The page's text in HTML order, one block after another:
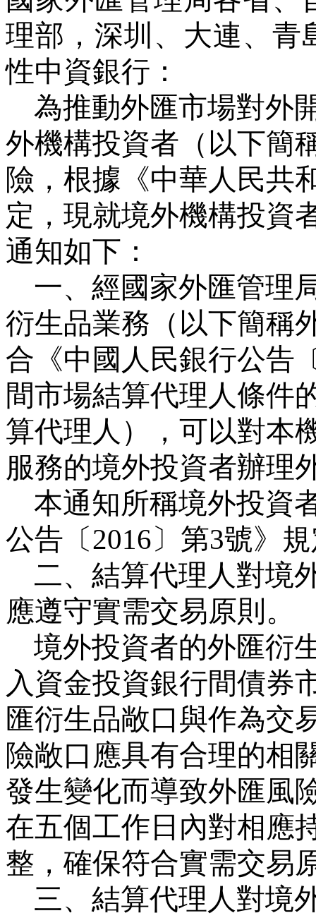
理部，深圳、大連、青
性中資銀行：
為推動外匯市場對外
外機構投資者（以下簡
險，根據《中華人民共
定，現就境外機構投資
通知如下：
一、經國家外匯管理
衍生品業務（以下簡稱
合《中國人民銀行公告
間市場結算代理人條件
算代理人），可以對本
服務的境外投資者辦理
本通知所稱境外投資
公告〔2016〕第3號》
二、結算代理人對境
應遵守實需交易原則。
境外投資者的外匯衍
入資金投資銀行間債券
匯衍生品敞口與作為交
險敞口應具有合理的相
發生變化而導致外匯風
在五個工作日內對相應
整，確保符合實需交易
三、結算代理人對境